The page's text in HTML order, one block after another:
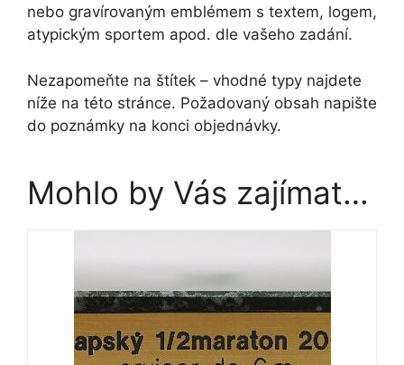
nebo gravírovaným emblémem s textem, logem,
atypickým sportem apod. dle vašeho zadání.
Nezapomeňte na štítek – vhodné typy najdete
níže na této stránce. Požadovaný obsah napište
do poznámky na konci objednávky.
Mohlo by Vás zajímat…